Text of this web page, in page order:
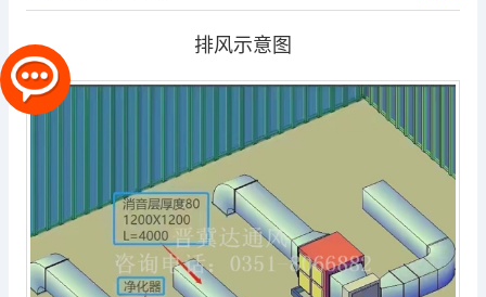
排风示意图